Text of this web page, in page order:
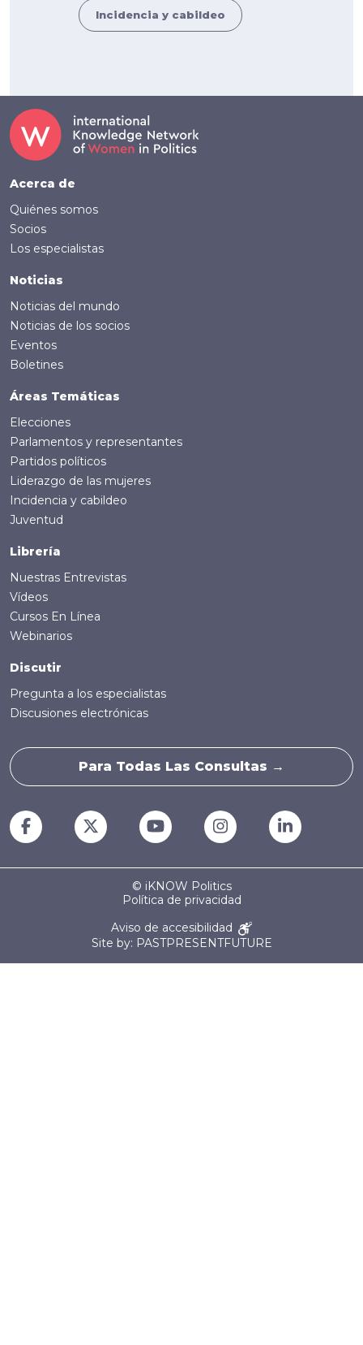
Incidencia y cabildeo
Footer (Spanish)
Acerca de
Quiénes somos
Socios
Los especialistas
Noticias
Noticias del mundo
Noticias de los socios
Eventos
Boletines
Áreas Temáticas
Elecciones
Parlamentos y representantes
Partidos políticos
Liderazgo de las mujeres
Incidencia y cabildeo
Juventud
Librería
Nuestras Entrevistas
Vídeos
Cursos En Línea
Webinarios
Discutir
Pregunta a los especialistas
Discusiones electrónicas
Para Todas Las Consultas →
© iKNOW Politics
Política de privacidad
Aviso de accesibilidad
Site by: PASTPRESENTFUTURE